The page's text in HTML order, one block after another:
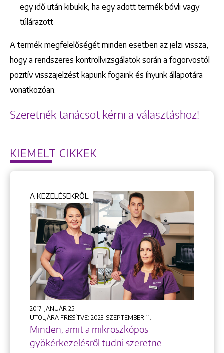
egy idő után kibukik, ha egy adott termék bóvli vagy
túlárazott
A termék megfelelőségét minden esetben az jelzi vissza,
hogy a rendszeres kontrollvizsgálatok során a fogorvostól
pozitív visszajelzést kapunk fogaink és ínyünk állapotára
vonatkozóan.
Szeretnék tanácsot kérni a választáshoz!
KIEMELT CIKKEK
A KEZELÉSEKRŐL
2017. JANUÁR 25.
UTOLJÁRA FRISSÍTVE: 2023. SZEPTEMBER 11.
Minden, amit a mikroszkópos
gyökérkezelésről tudni szeretne